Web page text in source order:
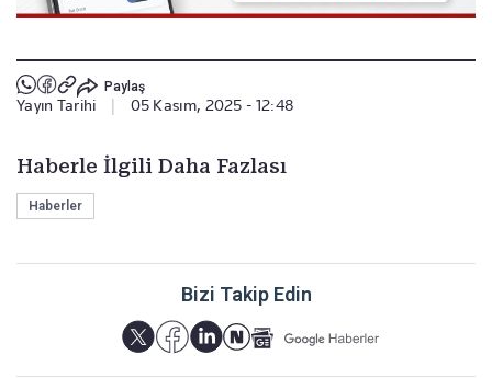
Paylaş
Yayın Tarihi 05 Kasım, 2025 - 12:48
Haberle İlgili Daha Fazlası
Haberler
Bizi Takip Edin